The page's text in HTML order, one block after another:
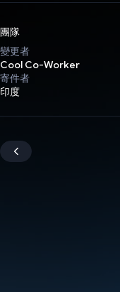
團隊
變更者
Cool Co-Worker
寄件者
印度